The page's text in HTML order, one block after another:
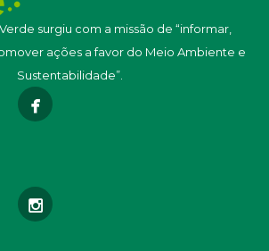
surgiu com a missão de “informar,
ações a favor do Meio Ambiente e
Sustentabilidade”.